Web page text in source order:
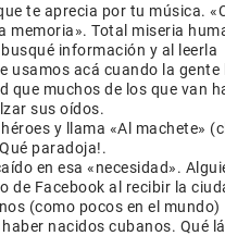
te aprecia por tu música.
memoria». Total miseria
información y al leerla
usamos acá cuando la gente
que muchos de los que van
sus oídos.
y llama «Al machete»
paradoja!.
en esa «necesidad».
de Facebook al recibir la
(como pocos en el mundo)
nacidos cubanos. Qué